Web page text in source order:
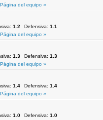
Página del equipo »
1.2 Defensiva: 1.1
Página del equipo »
1.3 Defensiva: 1.3
Página del equipo »
1.4 Defensiva: 1.4
Página del equipo »
1.0 Defensiva: 1.0